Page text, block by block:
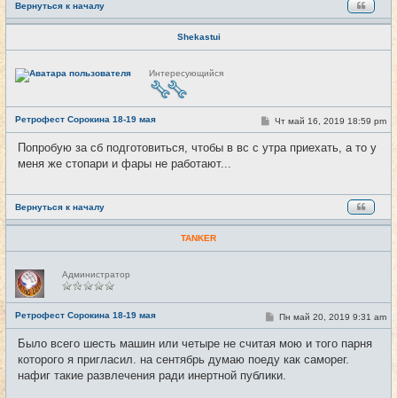
Вернуться к началу
Shekastui
Н
е
е
т
и
Интересующийся
Ретрофест Сорокина 18-19 мая #12
С
о
б
и
Чт май 16, 2019 18:59 pm
Попробую за сб подготовиться, чтобы в вс с утра приехать, а то у
меня же стопари и фары не работают...
Вернуться к началу
TANKER
Н
е
в
с
е
т
и
Администратор
Ретрофест Сорокина 18-19 мая #13
С
о
б
щ
е
н
Пн май 20, 2019 9:31 am
Было всего шесть машин или четыре не считая мою и того парня
которого я пригласил. на сентябрь думаю поеду как саморег.
нафиг такие развлечения ради инертной публики.